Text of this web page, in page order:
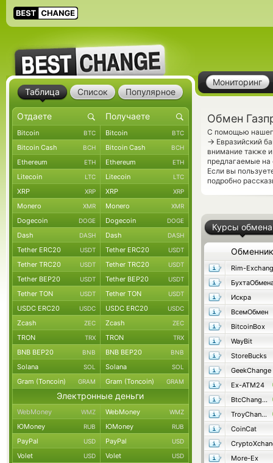
Мониторинг
Обмен
С помощью
→ Евразийский
внимание также
предлагаемые на
Если вы
подробно
Курсы обмена
Обменник
Rim-
Искра
ВсемОбмен
BitcoinBox
WayBit
StoreBucks
GeekChange
Ex-ATM24
BtcChange24
TroyChange
CoinCat
More-Ex
Таблица Список Популярное
Bitcoin BTC Bitcoin BTC
Bitcoin Cash BCH Bitcoin Cash BCH
Ethereum ETH Ethereum ETH
Litecoin LTC Litecoin LTC
XRP XRP XRP XRP
Monero XMR Monero XMR
Dogecoin DOGE Dogecoin DOGE
Dash DASH Dash DASH
Tether ERC20 USDT Tether ERC20 USDT
Tether TRC20 USDT Tether TRC20 USDT
Tether BEP20 USDT Tether BEP20 USDT
Tether TON USDT Tether TON USDT
USDC ERC20 USDC USDC ERC20 USDC
Zcash ZEC Zcash ZEC
TRON TRX TRON TRX
BNB BEP20 BNB BNB BEP20 BNB
Solana SOL Solana SOL
Gram (Toncoin) GRAM Gram (Toncoin) GRAM
Электронные деньги
WebMoney WMZ WebMoney WMZ
ЮMoney RUB ЮMoney RUB
PayPal USD PayPal USD
Volet USD Volet USD